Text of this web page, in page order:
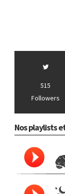
515
Followers
Nos playlists